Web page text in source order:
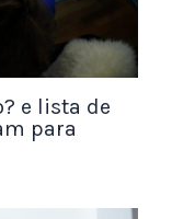
a clientes do
e lista de
para